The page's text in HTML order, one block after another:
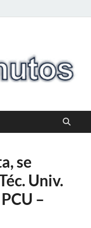
se
Univ.
–